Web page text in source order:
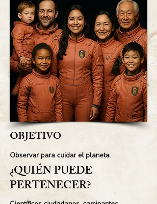
OBJETIVO
Observar para cuidar el planeta.
¿QUIÉN PUEDE
PERTENECER?